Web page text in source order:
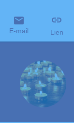
E-mail Lien